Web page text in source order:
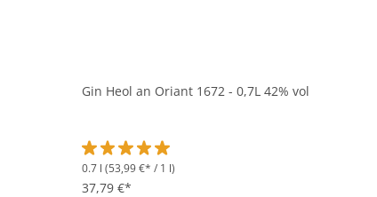
Gin Heol an Oriant 1672 - 0,7L 42% vol
Durchschnittliche Bewertung von 5 von 5 Sternen
0.7 l (53,99 €* / 1 l)
37,79 €*